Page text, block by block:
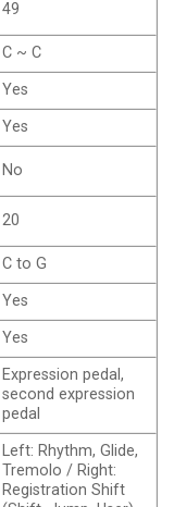
49
C ~ C
Yes
Yes
No
20
C to G
Yes
Yes
Expression pedal,
second expression
pedal
Left: Rhythm, Glide,
Tremolo / Right:
Registration Shift